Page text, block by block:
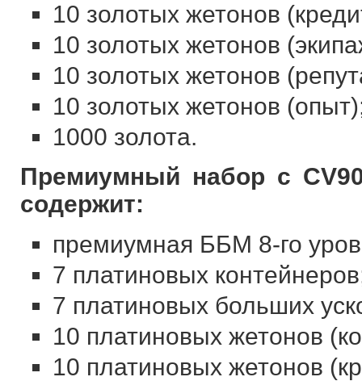
10 золотых жетонов
10 золотых жетонов
10 золотых жетонов
10 золотых жетонов
1000 золота.
Премиумный набор с
содержит:
премиумная ББМ 8-го
7 платиновых
7 платиновых больших
10 платиновых жетонов
10 платиновых жетонов